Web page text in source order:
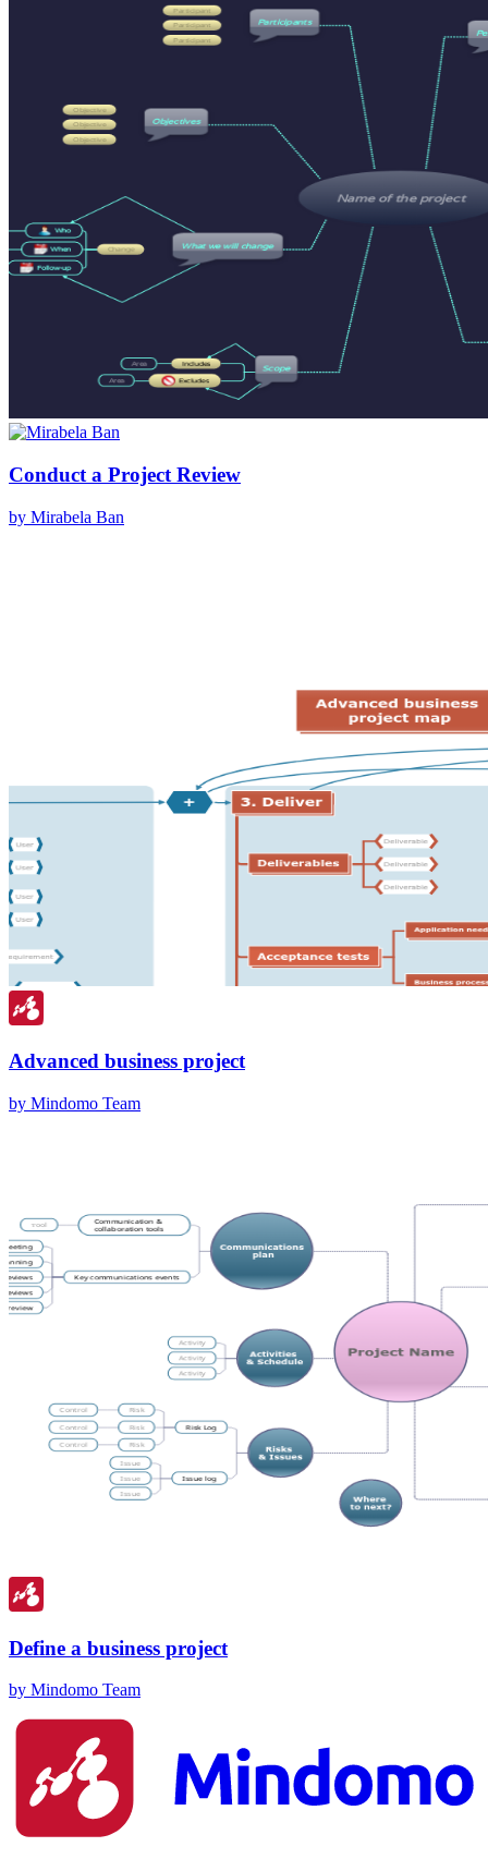
Conduct a Project Review
by Mirabela Ban
Advanced business project
by Mindomo Team
Define a business project
by Mindomo Team